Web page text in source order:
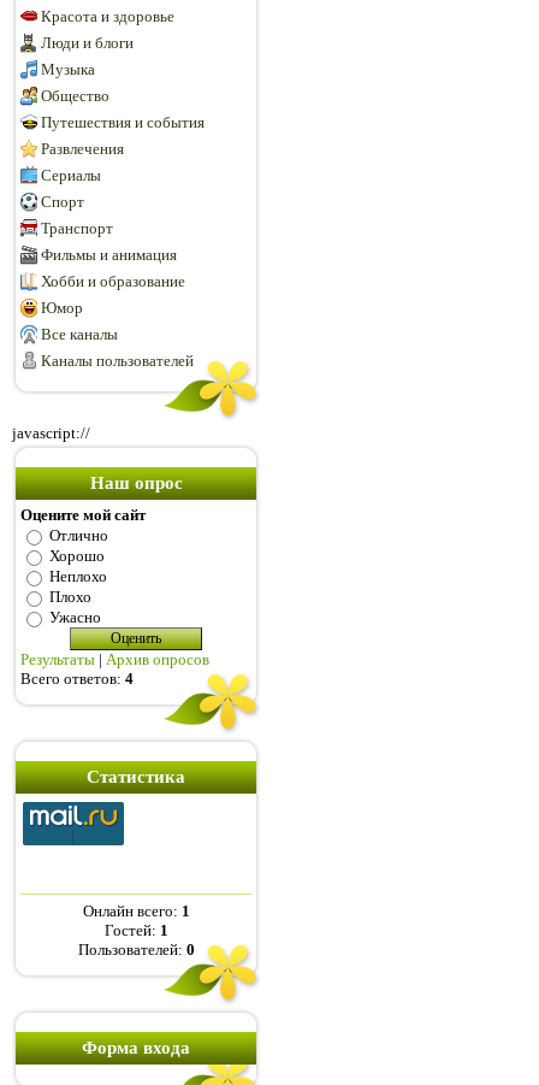
Красота и здоровье
Люди и блоги
Музыка
Общество
Путешествия и события
Развлечения
Сериалы
Спорт
Транспорт
Фильмы и анимация
Хобби и образование
Юмор
Все каналы
Каналы пользователей
javascript://
Наш опрос
Оцените мой сайт
Отлично
Хорошо
Неплохо
Плохо
Ужасно
Результаты | Архив опросов
Всего ответов: 4
Статистика
Онлайн всего: 1
Гостей: 1
Пользователей: 0
Форма входа